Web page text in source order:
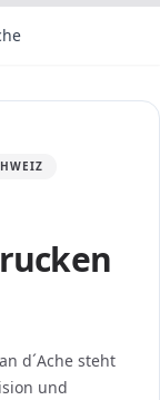
d´Ache steht
und